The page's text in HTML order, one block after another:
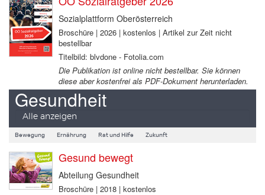
Sozialplattform Oberösterreich
Broschüre | 2026 | kostenlos | Artikel zur Zeit nicht
bestellbar
Titelbild: blvdone - Fotolia.com
Die Publikation ist online nicht bestellbar. Sie können
diese aber kostenfrei als PDF-Dokument herunterladen.
Gesundheit
Alle anzeigen
Bewegung Ernährung Rat und Hilfe Zukunft
Gesund bewegt
Abteilung Gesundheit
Broschüre | 2018 | kostenlos